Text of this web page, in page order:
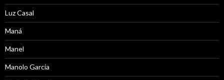
Luz Casal
Maná
Manel
Manolo García